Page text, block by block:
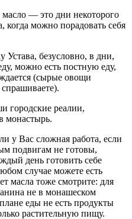
— это дни некоторого
когда можно порадовать себя
Устава, безусловно, в дни,
можно есть постную еду,
(сырые овощи
городские реалии,
монастырь.
у Вас сложная работа, если
подвигам не готовы,
день готовить себе
случае можете есть
масла тоже смотрите: для
не в монашеском
еды не есть продукты
растительную пищу.